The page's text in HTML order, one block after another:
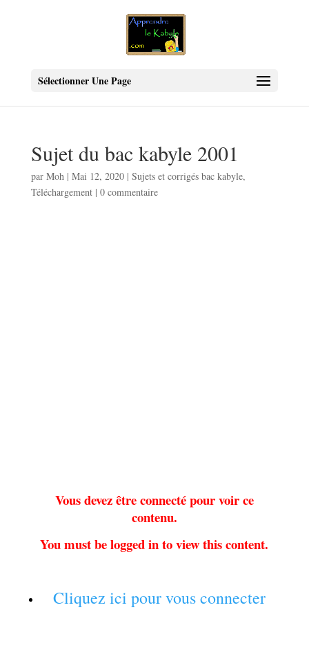
Sélectionner Une Page
Sujet du bac kabyle 2001
par Moh| Mai 12, 2020| Sujets et corrigés bac kabyle,
Téléchargement| 0 commentaire
Vous devez être connecté pour voir ce
contenu.
You must be logged in to view this content.
Cliquez ici pour vous connecter